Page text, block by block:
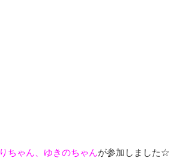
ちゃん、ゆきのちゃんが参加しました☆